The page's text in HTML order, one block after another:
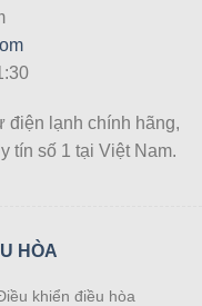
chắc tay, chống va
sử dụng, đặc biệt
cấp đầy đủ các thông
giúp người dùng
chống mờ xước
điện lạnh chính hãng,
tín số 1 tại Việt Nam.
HÒA
khiển điều hòa